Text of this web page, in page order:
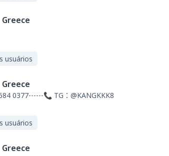
Greece
usuários
Greece
0377------📞 TG：@KANGKKK8
usuários
Greece